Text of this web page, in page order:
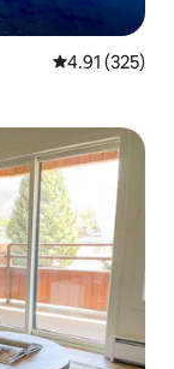
औसत रेटिंग 5 में से
4.91 (325)